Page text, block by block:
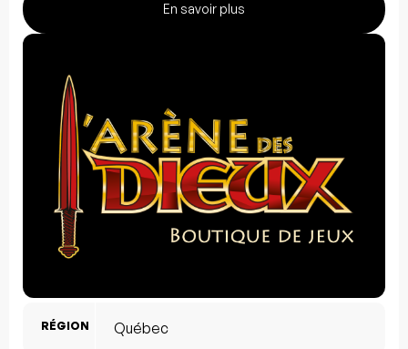
En savoir plus
RÉGION Québec